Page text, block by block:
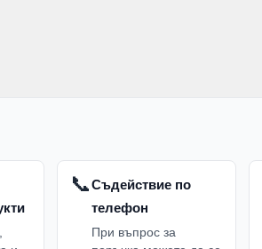
📞Съдействие по
телефон
При въпрос за